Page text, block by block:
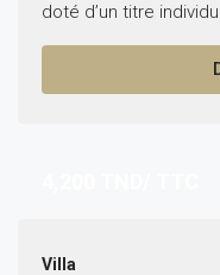
doté d’un titre
concrétiser votre
Villa